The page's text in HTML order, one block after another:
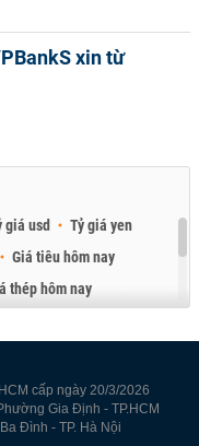
xin từ
giá usd
Tỷ giá yen
Giá tiêu hôm nay
thép hôm nay
cấp ngày 20/3/2026
Gia Định - TP.HCM
Đình - TP. Hà Nội